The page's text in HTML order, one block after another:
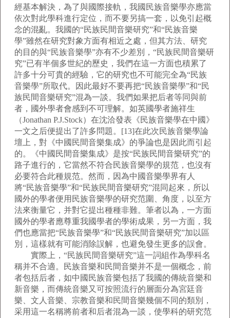
經基本解決，為了與國際接軌，我國民族音樂學亦應當
依次對此學科進行定位，而不要另搞一套，以免引起概
念的混亂。我國的“民族民間音樂研究”和“民族音樂
學”雖然在研究對象方面有相近之處，但其方法、研究
的目的與“民族音樂學”亦有不少差別，“民族民間音樂研
究”已有半個多世紀的歷史，我們在這一方面也積累了
許多十分可貴的經驗，它的研究也不可能完全為“民族
音樂學”所取代。因此最好不要再把“民族音樂學”和“民
族民間音樂研究”混為一談。我們如果把后者等同與前
者，國外學者會感到不可理解。如英國學者施祥生
（Jonathan P.J.Stock）在沈洽發表《民族音樂學在中國》
一文之后便提出了許多問題。[13]在此次民族音樂學論
壇上，對《中國民間音樂集成》的爭論也是因此而引起
的。《中國民間音樂集成》是按“民族民間音樂研究”的
路子進行的，它當然不符合民族音樂學的規范，也沒有
必要符合此種規范。然而，因為中國音樂學界有人
將“民族音樂學”和“民族民間音樂研究”混同起來，所以
國外的學者便用民族音樂學的研究范圍、角度，以至方
法來衡量它，并對它提出種種非難。筆者以為，一方面
國外的學者應尊重我國學者的學術成果，另一方面，我
們也應當把“民族音樂學”和“民族民間音樂研究”加以區
別，這樣就有可能消除誤解，也避免發生更多的誤會。
實際上，“民族民間音樂研究”這一詞組作為學科名
稱并不合適。民族音樂和民間音樂并不是一個概念，前
者包括后者，如中國民族音樂包括了我國的傳統音樂和
新音樂，而傳統音樂又可按照流行的層面分為宮廷音
樂、文人音樂、宗教音樂和民間音樂幾個不同的類別，
采用這一名稱將前者和后者混為一談，使學科的研究范